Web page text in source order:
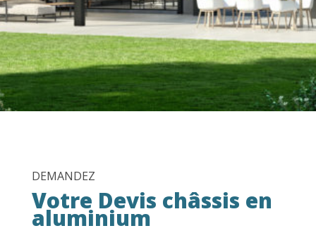
DEMANDEZ
Votre Devis châssis en
aluminium